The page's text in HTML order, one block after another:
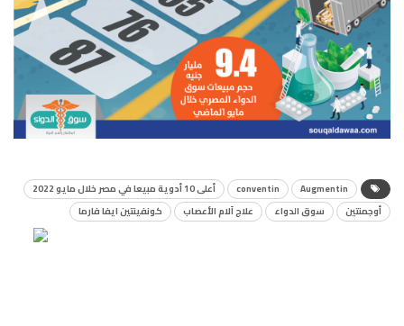
Augmentin
conventin
أعلى 10 أدوية مبيعا في مصر خلال مايو 2022
أوجمنتين
سوق الدواء علاج آلام الأعصاب كونفينتين ايفا فارما